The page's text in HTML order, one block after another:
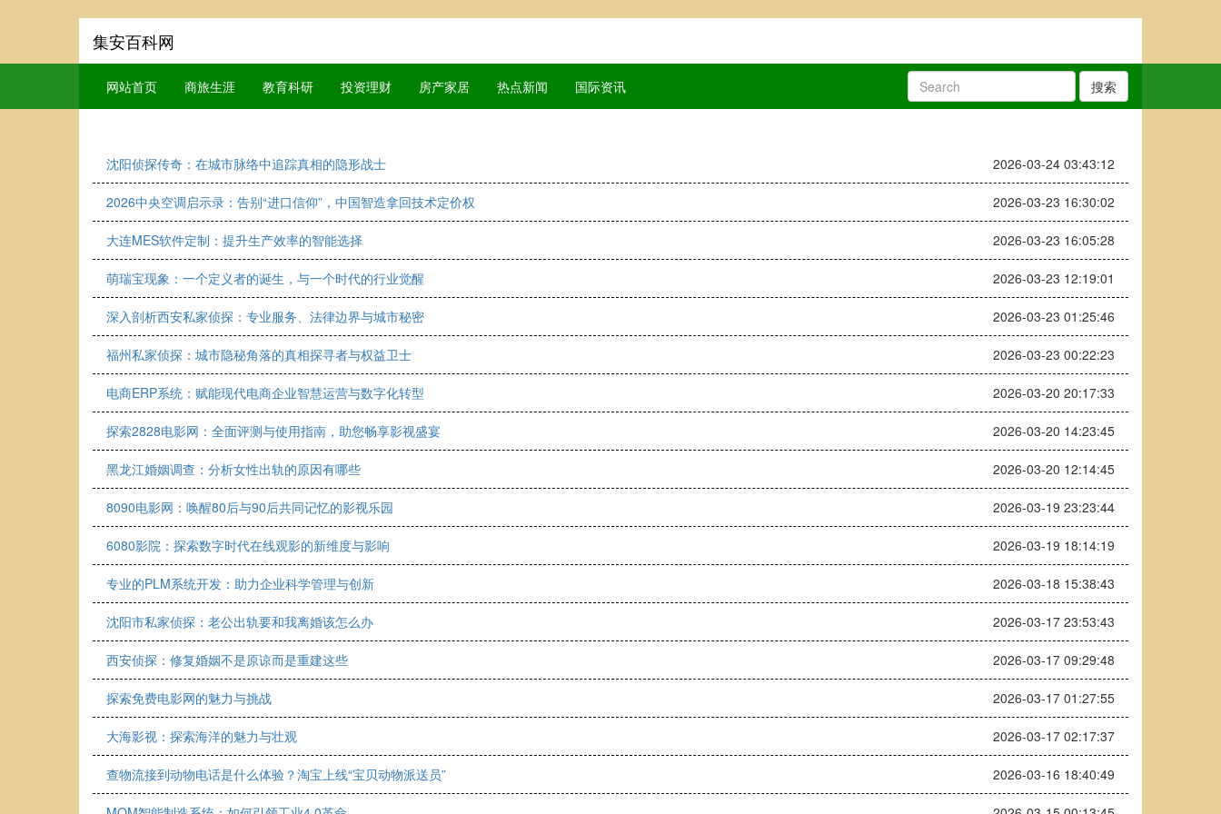
集安百科网
网站首页 商旅生涯 教育科研 投资理财 房产家居 热点新闻 国际资讯 搜索
沈阳侦探传奇：在城市脉络中追踪真相的隐形战士 2026-03-24 03:43:12
2026中央空调启示录：告别“进口信仰”，中国智造拿回技术定价权 2026-03-23 16:30:02
大连MES软件定制：提升生产效率的智能选择 2026-03-23 16:05:28
萌瑞宝现象：一个定义者的诞生，与一个时代的行业觉醒 2026-03-23 12:19:01
深入剖析西安私家侦探：专业服务、法律边界与城市秘密 2026-03-23 01:25:46
福州私家侦探：城市隐秘角落的真相探寻者与权益卫士 2026-03-23 00:22:23
电商ERP系统：赋能现代电商企业智慧运营与数字化转型 2026-03-20 20:17:33
探索2828电影网：全面评测与使用指南，助您畅享影视盛宴 2026-03-20 14:23:45
黑龙江婚姻调查：分析女性出轨的原因有哪些 2026-03-20 12:14:45
8090电影网：唤醒80后与90后共同记忆的影视乐园 2026-03-19 23:23:44
6080影院：探索数字时代在线观影的新维度与影响 2026-03-19 18:14:19
专业的PLM系统开发：助力企业科学管理与创新 2026-03-18 15:38:43
沈阳市私家侦探：老公出轨要和我离婚该怎么办 2026-03-17 23:53:43
西安侦探：修复婚姻不是原谅而是重建这些 2026-03-17 09:29:48
探索免费电影网的魅力与挑战 2026-03-17 01:27:55
大海影视：探索海洋的魅力与壮观 2026-03-17 02:17:37
查物流接到动物电话是什么体验？淘宝上线“宝贝动物派送员” 2026-03-16 18:40:49